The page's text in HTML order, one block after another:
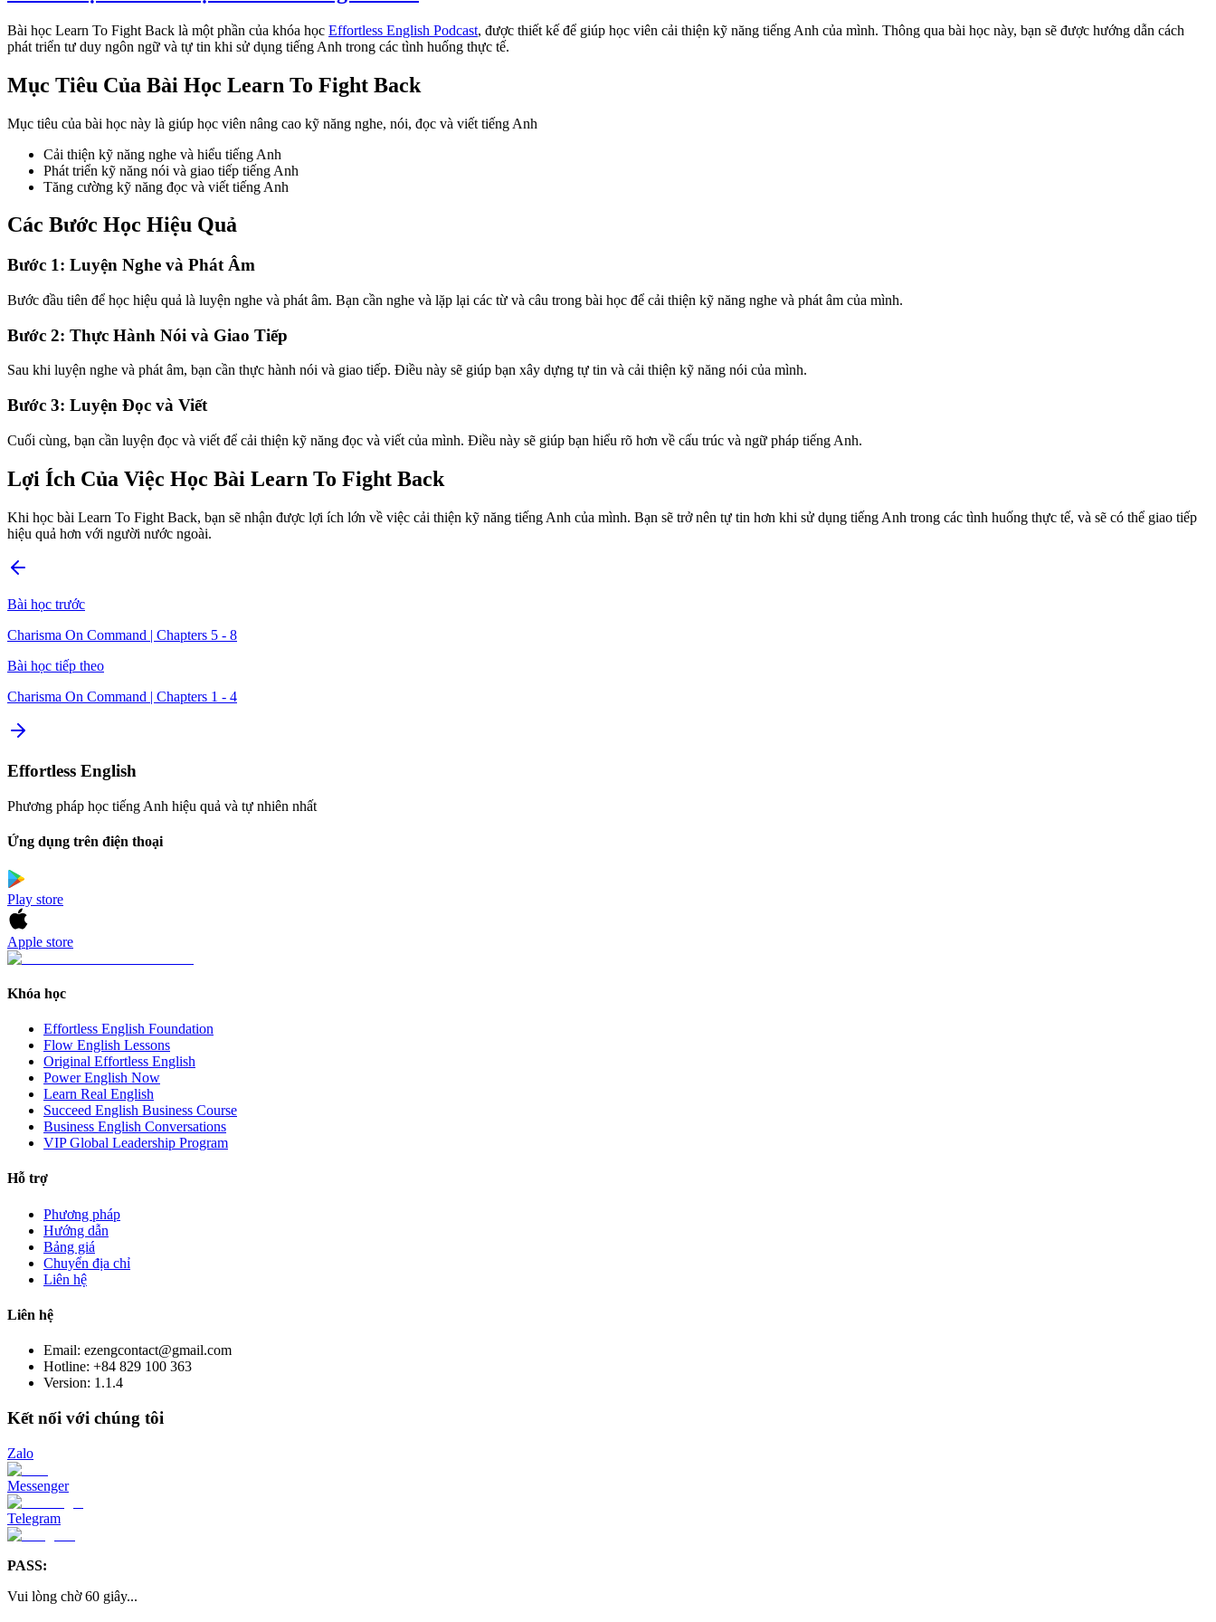
Bài học Learn To Fight Back là một phần của khóa học Effortless English Podcast, được thiết kế để giúp học viên cải thiện kỹ năng tiếng Anh của mình. Thông qua bài học này, bạn sẽ được hướng dẫn cách
phát triển tư duy ngôn ngữ và tự tin khi sử dụng tiếng Anh trong các tình huống thực tế.
Mục Tiêu Của Bài Học Learn To Fight Back
Mục tiêu của bài học này là giúp học viên nâng cao kỹ năng nghe, nói, đọc và viết tiếng Anh
Cải thiện kỹ năng nghe và hiểu tiếng Anh
Phát triển kỹ năng nói và giao tiếp tiếng Anh
Tăng cường kỹ năng đọc và viết tiếng Anh
Các Bước Học Hiệu Quả
Bước 1: Luyện Nghe và Phát Âm
Bước đầu tiên để học hiệu quả là luyện nghe và phát âm. Bạn cần nghe và lặp lại các từ và câu trong bài học để cải thiện kỹ năng nghe và phát âm của mình.
Bước 2: Thực Hành Nói và Giao Tiếp
Sau khi luyện nghe và phát âm, bạn cần thực hành nói và giao tiếp. Điều này sẽ giúp bạn xây dựng tự tin và cải thiện kỹ năng nói của mình.
Bước 3: Luyện Đọc và Viết
Cuối cùng, bạn cần luyện đọc và viết để cải thiện kỹ năng đọc và viết của mình. Điều này sẽ giúp bạn hiểu rõ hơn về cấu trúc và ngữ pháp tiếng Anh.
Lợi Ích Của Việc Học Bài Learn To Fight Back
Khi học bài Learn To Fight Back, bạn sẽ nhận được lợi ích lớn về việc cải thiện kỹ năng tiếng Anh của mình. Bạn sẽ trở nên tự tin hơn khi sử dụng tiếng Anh trong các tình huống thực tế, và sẽ có thể giao tiếp
hiệu quả hơn với người nước ngoài.
Bài học trước
Charisma On Command | Chapters 5 - 8
Bài học tiếp theo
Charisma On Command | Chapters 1 - 4
Effortless English
Phương pháp học tiếng Anh hiệu quả và tự nhiên nhất
Ứng dụng trên điện thoại
Play store
Apple store
Khóa học
Effortless English Foundation
Flow English Lessons
Original Effortless English
Power English Now
Learn Real English
Succeed English Business Course
Business English Conversations
VIP Global Leadership Program
Hỗ trợ
Phương pháp
Hướng dẫn
Bảng giá
Chuyển địa chỉ
Liên hệ
Liên hệ
Email: ezengcontact@gmail.com
Hotline: +84 829 100 363
Version: 1.1.4
Kết nối với chúng tôi
Zalo
Messenger
Telegram
PASS:
Vui lòng chờ 60 giây...